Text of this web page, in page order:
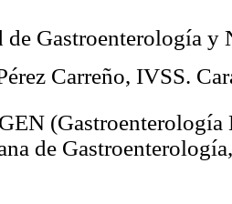
de Gastroenterología y
Carreño, IVSS.
de